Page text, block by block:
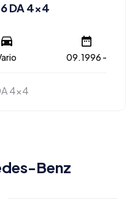
DA 4×4
09.1996 -
4x4
Benz